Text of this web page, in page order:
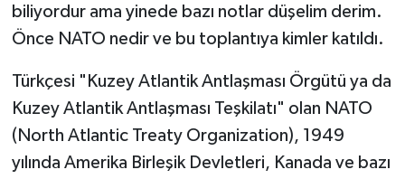
biliyordur ama yinede bazı notlar düşelim derim.
Önce NATO nedir ve bu toplantıya kimler katıldı.
Türkçesi "Kuzey Atlantik Antlaşması Örgütü ya da
Kuzey Atlantik Antlaşması Teşkilatı" olan NATO
(North Atlantic Treaty Organization), 1949
yılında Amerika Birleşik Devletleri, Kanada ve bazı